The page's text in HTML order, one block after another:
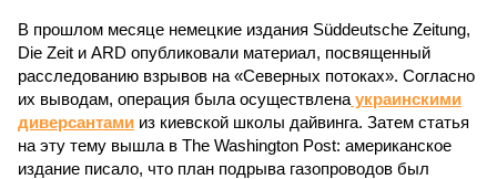
В прошлом месяце немецкие издания Süddeutsche Zeitung,
Die Zeit и ARD опубликовали материал, посвященный
расследованию взрывов на «Северных потоках». Согласно
их выводам, операция была осуществлена украинскими
диверсантами из киевской школы дайвинга. Затем статья
на эту тему вышла в The Washington Post: американское
издание писало, что план подрыва газопроводов был